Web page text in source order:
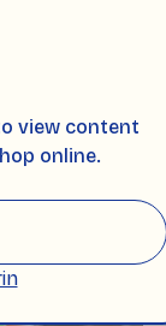
view content
online.